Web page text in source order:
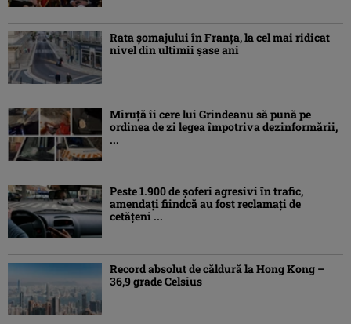
Rata şomajului în Franța, la cel mai ridicat
nivel din ultimii şase ani
Miruţă îi cere lui Grindeanu să pună pe
ordinea de zi legea împotriva dezinformării,
...
Peste 1.900 de şoferi agresivi în trafic,
amendaţi fiindcă au fost reclamaţi de
cetăţeni ...
Record absolut de căldură la Hong Kong –
36,9 grade Celsius